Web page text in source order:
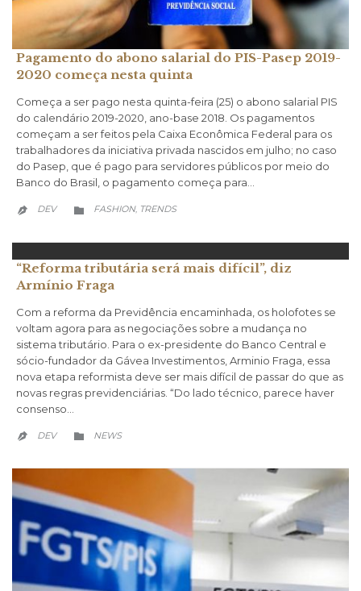
Pagamento do abono salarial do PIS-Pasep 2019-
2020 começa nesta quinta
Começa a ser pago nesta quinta-feira (25) o abono salarial PIS
do calendário 2019-2020, ano-base 2018. Os pagamentos
começam a ser feitos pela Caixa Econômica Federal para os
trabalhadores da iniciativa privada nascidos em julho; no caso
do Pasep, que é pago para servidores públicos por meio do
Banco do Brasil, o pagamento começa para…
 DEV  CATEGORY
FASHION, TRENDS
“Reforma tributária será mais difícil”, diz
Armínio Fraga
Com a reforma da Previdência encaminhada, os holofotes se
voltam agora para as negociações sobre a mudança no
sistema tributário. Para o ex-presidente do Banco Central e
sócio-fundador da Gávea Investimentos, Arminio Fraga, essa
nova etapa reformista deve ser mais difícil de passar do que as
novas regras previdenciárias. “Do lado técnico, parece haver
consenso…
 DEV  CATEGORY
NEWS